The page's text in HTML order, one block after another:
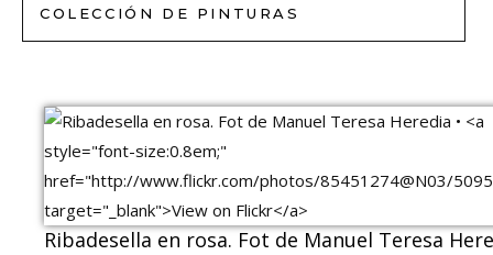
COLECCIÓN DE PINTURAS
Ribadesella en rosa. Fot de Manuel Teresa